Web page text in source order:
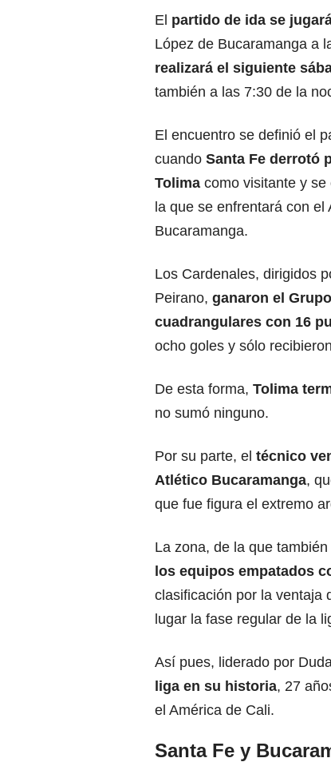
El partido de ida se
López de Bucaramanga a
realizará el siguiente
también a las 7:30 de la
El encuentro se definió el
cuando Santa Fe derrotó
Tolima como visitante y
la que se enfrentará con el
Bucaramanga.
Los Cardenales, dirigidos
Peirano, ganaron el
cuadrangulares con 16
ocho goles y sólo
De esta forma, Tolima
no sumó ninguno.
Por su parte, el técnico
Atlético Bucaramanga,
que fue figura el extremo
La zona, de la que
los equipos empatados
clasificación por la ventaja
lugar la fase regular de la
Así pues, liderado por
liga en su historia, 27
el América de Cali.
Santa Fe y